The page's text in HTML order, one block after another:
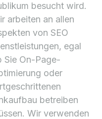
besucht wird.
arbeiten an allen
von SEO
egal
Sie On-Page-
oder
betreiben
Wir verwenden